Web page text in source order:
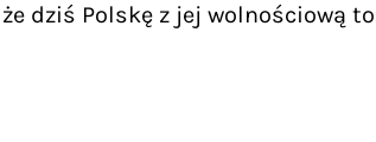
dziś Polskę z jej wolnościową